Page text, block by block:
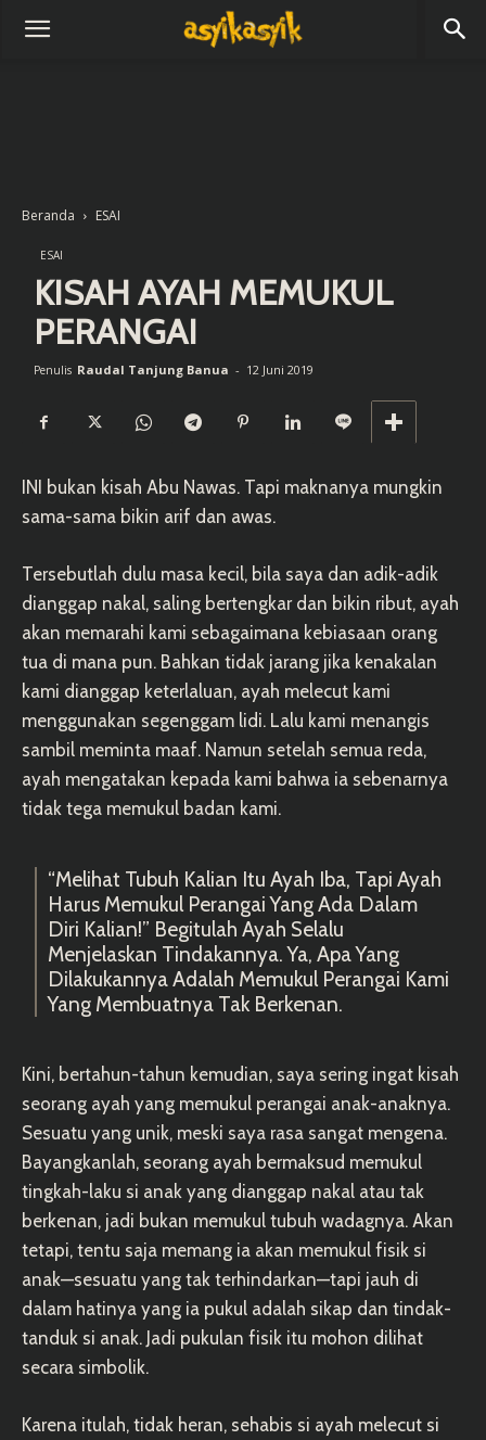
Beranda ESAI
ESAI
KISAH AYAH MEMUKUL
PERANGAI
Penulis Raudal Tanjung Banua - 12 Juni 2019
INI bukan kisah Abu Nawas. Tapi maknanya mungkin
sama-sama bikin arif dan awas.
Tersebutlah dulu masa kecil, bila saya dan adik-adik
dianggap nakal, saling bertengkar dan bikin ribut, ayah
akan memarahi kami sebagaimana kebiasaan orang
tua di mana pun. Bahkan tidak jarang jika kenakalan
kami dianggap keterlaluan, ayah melecut kami
menggunakan segenggam lidi. Lalu kami menangis
sambil meminta maaf. Namun setelah semua reda,
ayah mengatakan kepada kami bahwa ia sebenarnya
tidak tega memukul badan kami.
“Melihat Tubuh Kalian Itu Ayah Iba, Tapi Ayah
Harus Memukul Perangai Yang Ada Dalam
Diri Kalian!” Begitulah Ayah Selalu
Menjelaskan Tindakannya. Ya, Apa Yang
Dilakukannya Adalah Memukul Perangai Kami
Yang Membuatnya Tak Berkenan.
Kini, bertahun-tahun kemudian, saya sering ingat kisah
seorang ayah yang memukul perangai anak-anaknya.
Sesuatu yang unik, meski saya rasa sangat mengena.
Bayangkanlah, seorang ayah bermaksud memukul
tingkah-laku si anak yang dianggap nakal atau tak
berkenan, jadi bukan memukul tubuh wadagnya. Akan
tetapi, tentu saja memang ia akan memukul fisik si
anak—sesuatu yang tak terhindarkan—tapi jauh di
dalam hatinya yang ia pukul adalah sikap dan tindak-
tanduk si anak. Jadi pukulan fisik itu mohon dilihat
secara simbolik.
Karena itulah, tidak heran, sehabis si ayah melecut si